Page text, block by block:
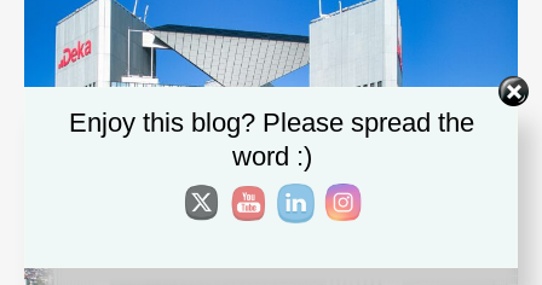
Enjoy this blog? Please spread the
word :)